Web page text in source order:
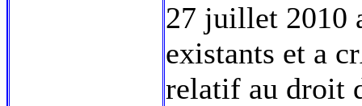
27 juillet 2010
existants et a
relatif au droit